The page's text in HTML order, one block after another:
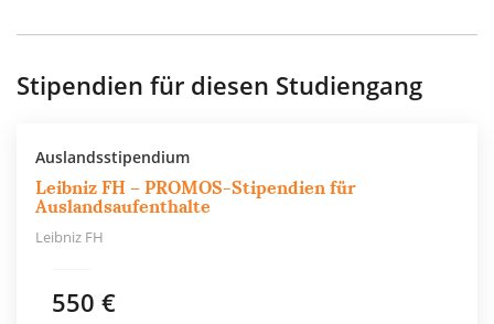
Stipendien für diesen Studiengang
Auslandsstipendium
Leibniz FH – PROMOS-Stipendien für
Auslandsaufenthalte
Leibniz FH
550 €